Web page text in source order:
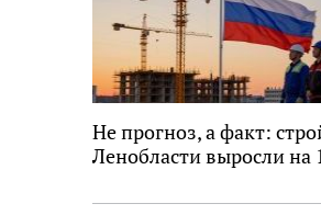
Не прогноз, а факт:
Ленобласти выросли на